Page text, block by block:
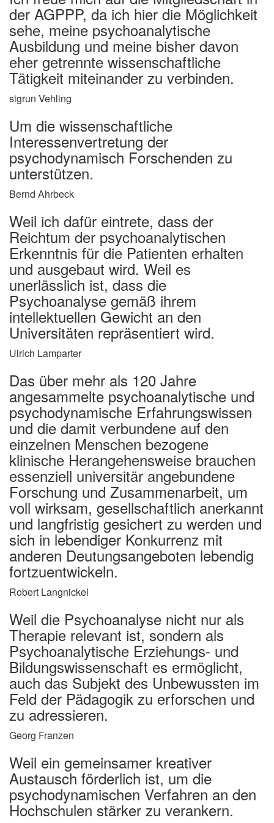
der AGPPP, da ich hier die Möglichkeit
sehe, meine psychoanalytische
Ausbildung und meine bisher davon
eher getrennte wissenschaftliche
Tätigkeit miteinander zu verbinden.
sigrun Vehling
Um die wissenschaftliche
Interessenvertretung der
psychodynamisch Forschenden zu
unterstützen.
Bernd Ahrbeck
Weil ich dafür eintrete, dass der
Reichtum der psychoanalytischen
Erkenntnis für die Patienten erhalten
und ausgebaut wird. Weil es
unerlässlich ist, dass die
Psychoanalyse gemäß ihrem
intellektuellen Gewicht an den
Universitäten repräsentiert wird.
Ulrich Lamparter
Das über mehr als 120 Jahre
angesammelte psychoanalytische und
psychodynamische Erfahrungswissen
und die damit verbundene auf den
einzelnen Menschen bezogene
klinische Herangehensweise brauchen
essenziell universitär angebundene
Forschung und Zusammenarbeit, um
voll wirksam, gesellschaftlich anerkannt
und langfristig gesichert zu werden und
sich in lebendiger Konkurrenz mit
anderen Deutungsangeboten lebendig
fortzuentwickeln.
Robert Langnickel
Weil die Psychoanalyse nicht nur als
Therapie relevant ist, sondern als
Psychoanalytische Erziehungs- und
Bildungswissenschaft es ermöglicht,
auch das Subjekt des Unbewussten im
Feld der Pädagogik zu erforschen und
zu adressieren.
Georg Franzen
Weil ein gemeinsamer kreativer
Austausch förderlich ist, um die
psychodynamischen Verfahren an den
Hochschulen stärker zu verankern.